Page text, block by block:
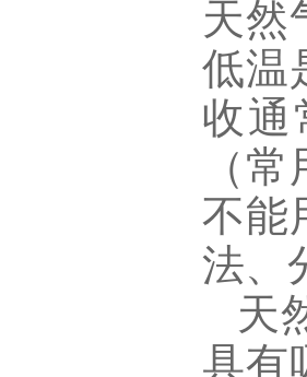
天然
低温
收通
（
不能
法、
天
具有